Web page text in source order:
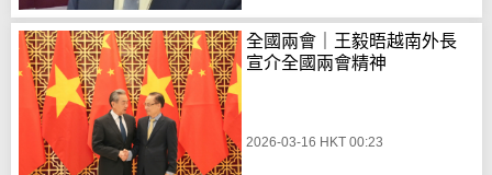
全國兩會｜王毅晤越南外長
宣介全國兩會精神
2026-03-16 HKT 00:23